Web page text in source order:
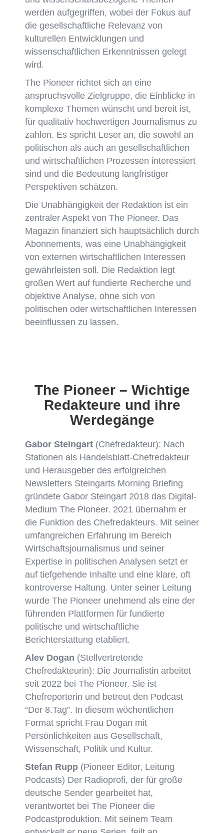
werden aufgegriffen, wobei der Fokus auf
die gesellschaftliche Relevanz von
kulturellen Entwicklungen und
wissenschaftlichen Erkenntnissen gelegt
wird.
The Pioneer richtet sich an eine
anspruchsvolle Zielgruppe, die Einblicke in
komplexe Themen wünscht und bereit ist,
für qualitativ hochwertigen Journalismus zu
zahlen. Es spricht Leser an, die sowohl an
politischen als auch an gesellschaftlichen
und wirtschaftlichen Prozessen interessiert
sind und die Bedeutung langfristiger
Perspektiven schätzen.
Die Unabhängigkeit der Redaktion ist ein
zentraler Aspekt von The Pioneer. Das
Magazin finanziert sich hauptsächlich durch
Abonnements, was eine Unabhängigkeit
von externen wirtschaftlichen Interessen
gewährleisten soll. Die Redaktion legt
großen Wert auf fundierte Recherche und
objektive Analyse, ohne sich von
politischen oder wirtschaftlichen Interessen
beeinflussen zu lassen.
The Pioneer – Wichtige
Redakteure und ihre
Werdegänge
Gabor Steingart(Chefredakteur): Nach
Stationen als Handelsblatt-Chefredakteur
und Herausgeber des erfolgreichen
Newsletters Steingarts Morning Briefing
gründete Gabor Steingart 2018 das Digital-
Medium The Pioneer. 2021 übernahm er
die Funktion des Chefredakteurs. Mit seiner
umfangreichen Erfahrung im Bereich
Wirtschaftsjournalismus und seiner
Expertise in politischen Analysen setzt er
auf tiefgehende Inhalte und eine klare, oft
kontroverse Haltung. Unter seiner Leitung
wurde The Pioneer unehmend als eine der
führenden Plattformen für fundierte
politische und wirtschaftliche
Berichterstattung etabliert.
Alev Dogan (Stellvertretende
Chefredakteurin): Die Journalistin arbeitet
seit 2022 bei The Pioneer. Sie ist
Chefreporterin und betreut den Podcast
“Der 8.Tag”. In diesem wöchentlichen
Format spricht Frau Dogan mit
Persönlichkeiten aus Gesellschaft,
Wissenschaft, Politik und Kultur.
Stefan Rupp(Pioneer Editor, Leitung
Podcasts) Der Radioprofi, der für große
deutsche Sender gearbeitet hat,
verantwortet bei The Pioneer die
Podcastproduktion. Mit seinem Team